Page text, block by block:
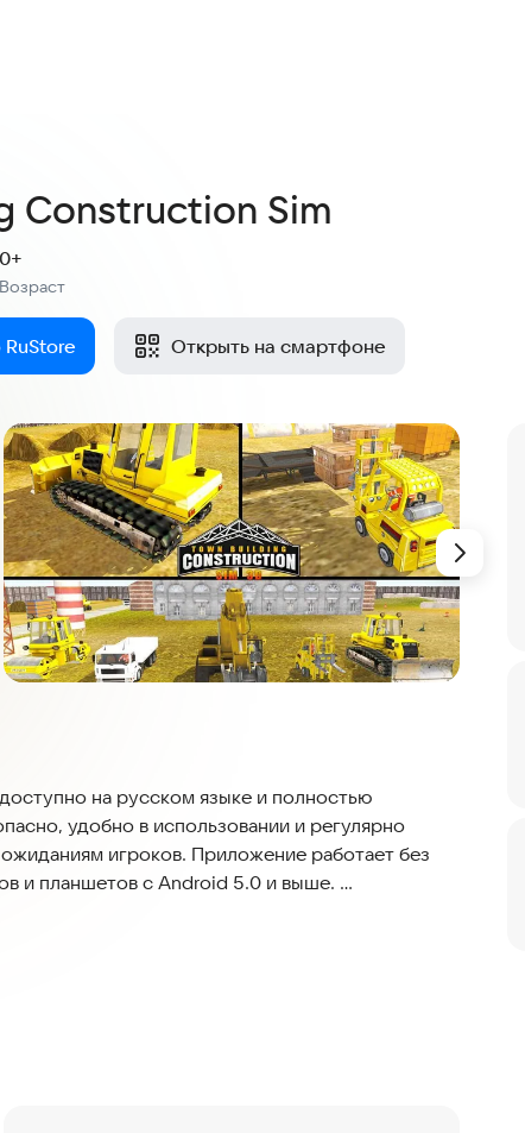
Construction Sim
Возраст
0+
Открыть на смартфоне
на русском языке и полностью
удобно в использовании и регулярно
игроков. Приложение работает без
и планшетов с Android 5.0 и выше.
города, в котором вы можете
с небольшого поселения. Вы сможете
и другие объекты.